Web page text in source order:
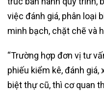
việc đánh giá, phân loại
minh bạch, chặt chẽ và
“Trường hợp đơn vị tư
phiếu kiểm kê, đánh
biệt thự cũ, thì cơ quan